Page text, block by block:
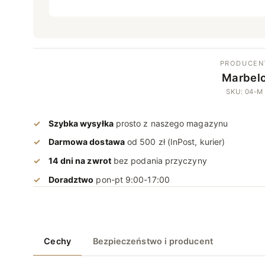
SKU: 04-M
Szybka wysyłkaprosto z naszego magazynu
Darmowa dostawaod 500 zł (InPost, kurier)
14 dni na zwrotbez podania przyczyny
Doradztwo pon-pt 9:00-17:00
Cechy Bezpieczeństwo i producent